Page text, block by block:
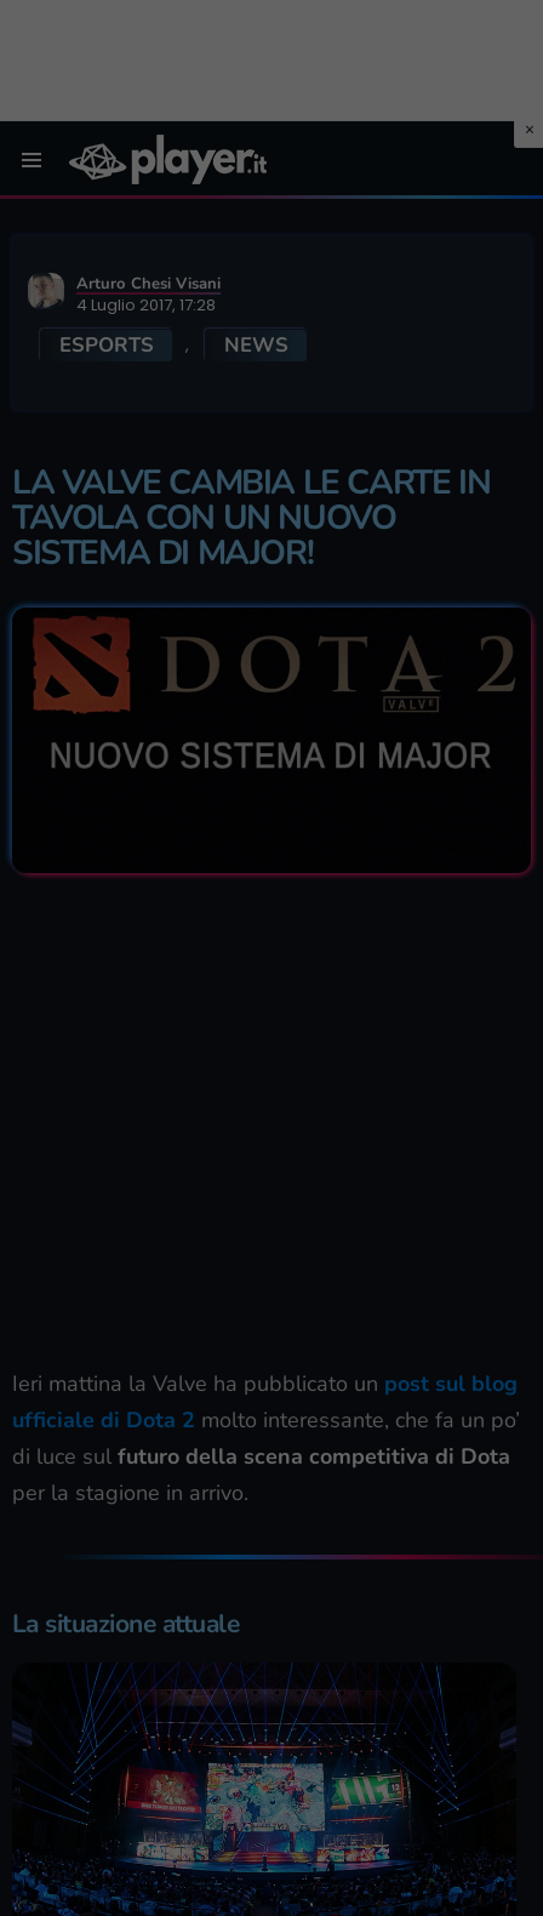
Arturo Chesi Visani
4 Luglio 2017, 17:28
ESPORTS , NEWS
LA VALVE CAMBIA LE CARTE IN
TAVOLA CON UN NUOVO
SISTEMA DI MAJOR!
Ieri mattina la Valve ha pubblicato un post sul blog
ufficiale di Dota 2 molto interessante, che fa un po’
di luce sul futuro della scena competitiva di Dota
per la stagione in arrivo.
La situazione attuale